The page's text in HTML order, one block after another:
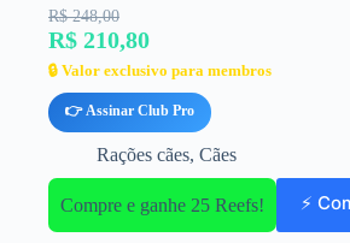
R$ 248,00
R$ 210,80
🔒 Valor exclusivo para membros
👉 Assinar Club Pro
Rações cães, Cães
Compre e ganhe 25 Reefs! ⚡